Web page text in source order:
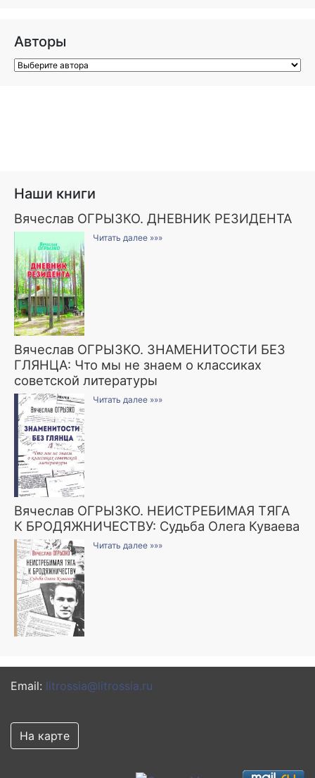
Авторы
Наши книги
Вячеслав ОГРЫЗКО. ДНЕВНИК РЕЗИДЕНТА
Читать далее »»»
Вячеслав ОГРЫЗКО. ЗНАМЕНИТОСТИ БЕЗ
ГЛЯНЦА: Что мы не знаем о классиках
советской литературы
Читать далее »»»
Вячеслав ОГРЫЗКО. НЕИСТРЕБИМАЯ ТЯГА
К БРОДЯЖНИЧЕСТВУ: Судьба Олега Куваева
Читать далее »»»
Email: litrossia@litrossia.ru
На карте